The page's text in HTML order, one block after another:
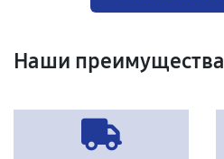
Наши преимущества